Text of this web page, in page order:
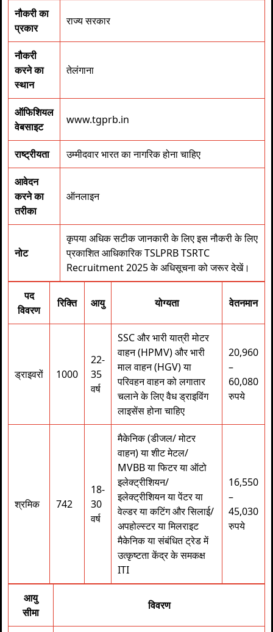
नौकरी का
प्रकार
राज्य सरकार
नौकरी
करने का
स्थान
तेलंगाना
ऑफिशियल
वेबसाइट
www.tgprb.in
राष्ट्रीयता उम्मीदवार भारत का नागरिक होना चाहिए
आवेदन
करने का
तरीका
ऑनलाइन
नोट
कृपया अधिक सटीक जानकारी के लिए इस नौकरी के लिए
प्रकाशित आधिकारिक TSLPRB TSRTC
Recruitment 2025 के अधिसूचना को जरूर देखें।
पद
विवरण
रिक्ति आयु योग्यता वेतनमान
ड्राइवरों 1000
22-
35
वर्ष
SSC और भारी यात्री मोटर
वाहन (HPMV) और भारी
माल वाहन (HGV) या
परिवहन वाहन को लगातार
चलाने के लिए वैध ड्राइविंग
लाइसेंस होना चाहिए
20,960
–
60,080
रुपये
श्रमिक 742
18-
30
वर्ष
मैकेनिक (डीजल/ मोटर
वाहन) या शीट मेटल/
MVBB या फिटर या ऑटो
इलेक्ट्रीशियन/
इलेक्ट्रीशियन या पेंटर या
वेल्डर या कटिंग और सिलाई/
अपहोल्स्टर या मिलराइट
मैकेनिक या संबंधित ट्रेड में
उत्कृष्टता केंद्र के समकक्ष
ITI
16,550
–
45,030
रुपये
आयु
सीमा
विवरण